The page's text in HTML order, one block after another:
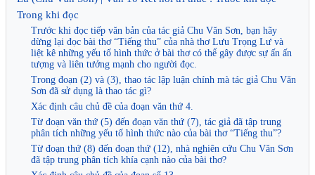
Trong khi đọc
Trước khi đọc tiếp văn bản của tác giả Chu Văn Sơn, bạn hãy
dừng lại đọc bài thơ “Tiếng thu” của nhà thơ Lưu Trọng Lư và
liệt kê những yếu tố hình thức ở bài thơ có thể gây được sự ấn ấn
tượng và liên tưởng mạnh cho người đọc.
Trong đoạn (2) và (3), thao tác lập luận chính mà tác giả Chu Văn
Sơn đã sử dụng là thao tác gì?
Xác định câu chủ đề của đoạn văn thứ 4.
Từ đoạn văn thứ (5) đến đoạn văn thứ (7), tác giả đã tập trung
phân tích những yếu tố hình thức nào của bài thơ “Tiếng thu”?
Từ đoạn thứ (8) đến đoạn thứ (12), nhà nghiên cứu Chu Văn Sơn
đã tập trung phân tích khía cạnh nào của bài thơ?